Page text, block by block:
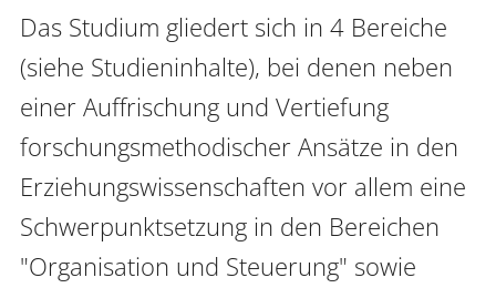
Das Studium gliedert sich in 4 Bereiche
(siehe Studieninhalte), bei denen neben
einer Auffrischung und Vertiefung
forschungsmethodischer Ansätze in den
Erziehungswissenschaften vor allem eine
Schwerpunktsetzung in den Bereichen
"Organisation und Steuerung" sowie
Anmelden Impressum Datenschutz